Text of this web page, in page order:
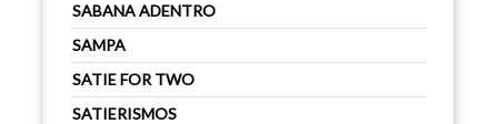
SABANA ADENTRO
SAMPA
SATIE FOR TWO
SATIERISMOS